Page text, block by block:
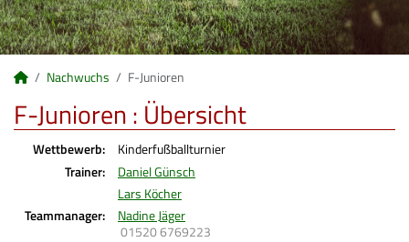
Nachwuchs F-Junioren
F-Junioren : Übersicht
Wettbewerb:
Kinderfußballturnier
Trainer:
Daniel Günsch
Lars Köcher
Teammanager:
Nadine Jäger
01520 6769223